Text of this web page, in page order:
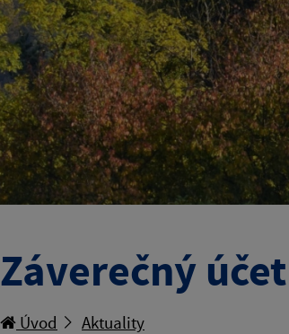
Záverečný
Úvod Aktuality